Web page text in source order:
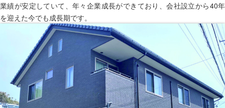
業績が安定していて、年々企業成長ができており、会社設立から40年
を迎えた今でも成長期です。